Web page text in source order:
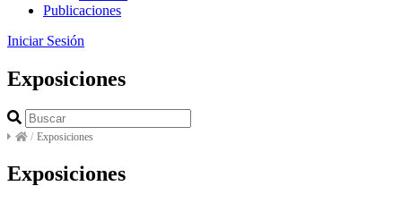
Publicaciones
Iniciar Sesión
Exposiciones
/ Exposiciones
Exposiciones